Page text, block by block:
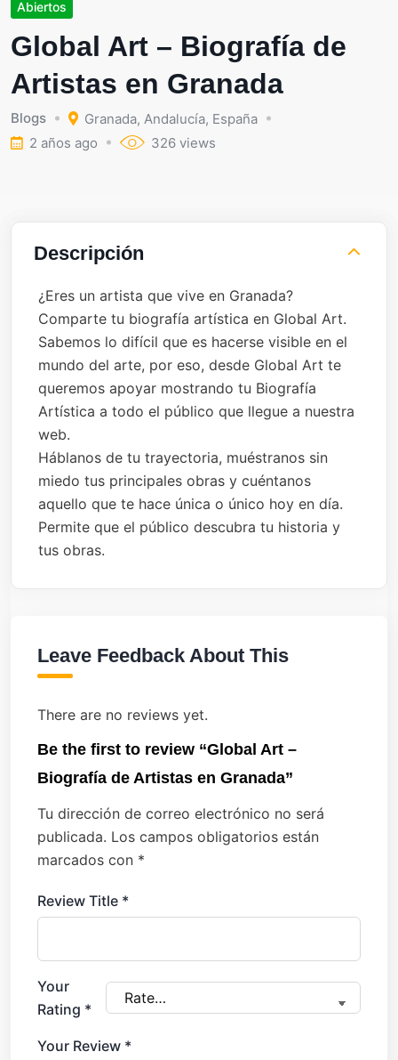
Abiertos
Global Art – Biografía de
Artistas en Granada
Blogs Granada, Andalucía, España
2 años ago
326 views
Descripción
¿Eres un artista que vive en Granada?
Comparte tu biografía artística en Global Art.
Sabemos lo difícil que es hacerse visible en el
mundo del arte, por eso, desde Global Art te
queremos apoyar mostrando tu Biografía
Artística a todo el público que llegue a nuestra
web.
Háblanos de tu trayectoria, muéstranos sin
miedo tus principales obras y cuéntanos
aquello que te hace única o único hoy en día.
Permite que el público descubra tu historia y
tus obras.
Leave Feedback About This
There are no reviews yet.
Be the first to review “Global Art –
Biografía de Artistas en Granada”
Tu dirección de correo electrónico no será
publicada. Los campos obligatorios están
marcados con *
Review Title *
Your
Rating *
Your Review *